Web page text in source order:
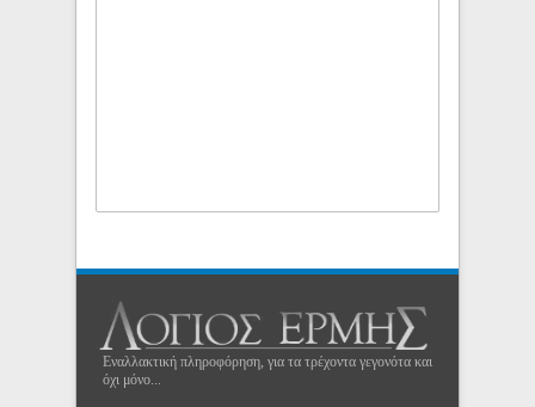
Εναλλακτική πληροφόρηση, για τα τρέχοντα γεγονότα και
όχι μόνο...